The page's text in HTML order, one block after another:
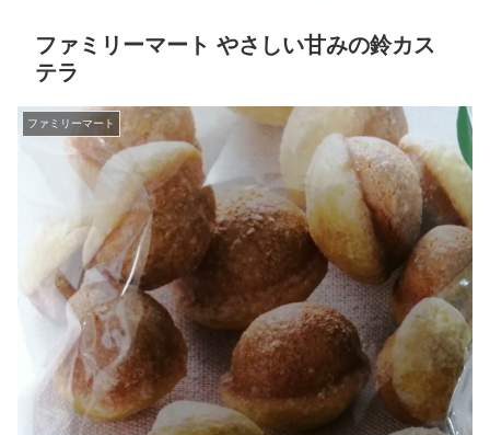
ファミリーマート やさしい甘みの鈴カス
テラ
ファミリーマート